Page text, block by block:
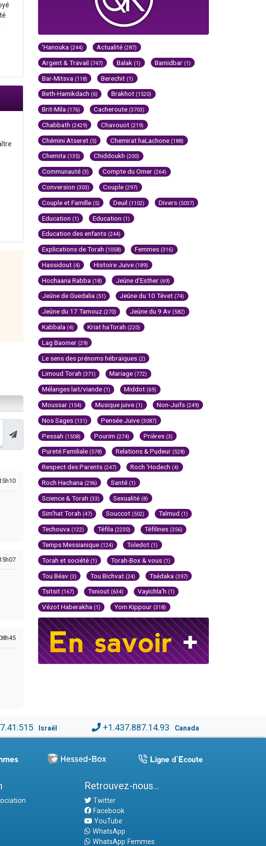
'Hanouka (244) Actualité (287)
Argent & Travail (747) Balak (1) Bamidbar (1)
Bar-Mitsva (118) Berechit (1)
Beth-Hamikdach (6) Brakhot (1520)
Brit-Mila (176) Cacheroute (3703)
Chabbath (2429) Chavouot (219)
Chémini Atseret (5) Chemirat haLachone (188)
Chemita (135) Chiddoukh (200)
Communauté (3) Compte du Omer (264)
Conversion (303) Couple (297)
Couple et Famille (5) Deuil (1102) Divers (5037)
Education (1) Education (1)
Education des enfants (244)
Explications de Torah (1058) Femmes (316)
Hassidout (4) Histoire Juive (189)
Hochaana Rabba (18) Jeûne d'Esther (69)
Jeûne de Guedalia (51) Jeûne du 10 Tévet (74)
Jeûne du 17 Tamouz (270) Jeûne du 9 Av (582)
Kabbala (4) Kriat haTorah (220)
Lag Baomer (29)
Le sens des prénoms hébraïques (2)
Limoud Torah (371) Mariage (772)
Mélanges lait/viande (1) Middot (69)
Moussar (154) Musique juive (1) Non-Juifs (249)
Nos Sages (131) Pensée Juive (3087)
Pessah (1508) Pourim (274) Prières (3)
Pureté Familiale (578) Relations & Pudeur (528)
Respect des Parents (247) Roch 'Hodech (4)
Roch Hachana (296) Santé (1)
Science & Torah (33) Sexualité (8)
Sim'hat Torah (47) Souccot (502) Talmud (1)
Techouva (122) Téfila (2230) Téfilines (356)
Temps Messianique (124) Toledot (1)
Torah et société (1) Torah-Box & vous (1)
Tou Béav (3) Tou Bichvat (24) Tsédaka (397)
Tsitsit (167) Tsniout (634) Vayichla'h (1)
Vézot Haberakha (1) Yom Kippour (318)
Israël +1.437.887.14.93 Canada
Retrouvez-nous...
Twitter
Facebook
YouTube
WhatsApp
WhatsApp Femmes